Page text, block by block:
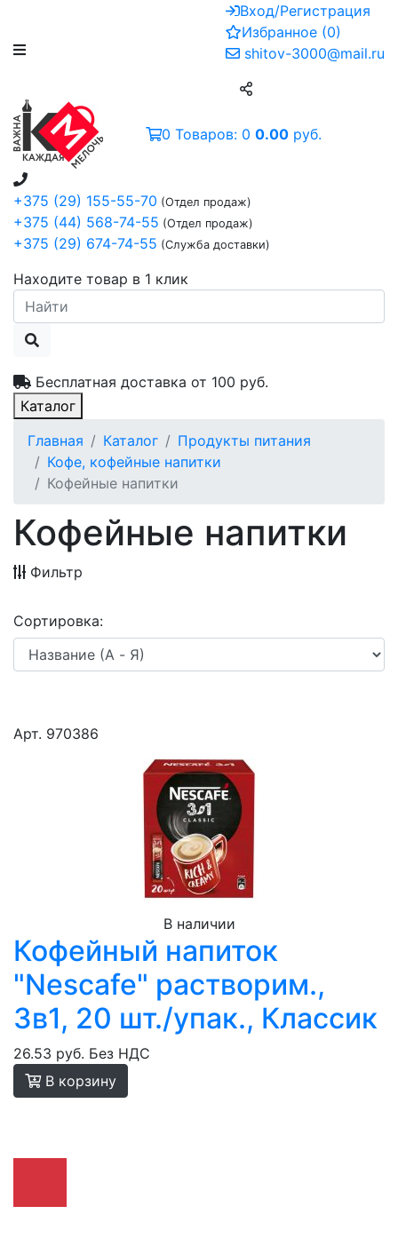
Вход/Регистрация
Избранное (0)
shitov-3000@mail.ru
+375 (29) 155-55-70 (Отдел продаж)
+375 (44) 568-74-55 (Отдел продаж)
+375 (29) 674-74-55 (Служба доставки)
Находите товар в 1 клик
Бесплатная доставка от 100 руб.
0 Товаров: 0 0.00 руб.
Каталог
Главная
Каталог
Продукты питания
Кофе, кофейные напитки
Кофейные напитки
Кофейные напитки
Фильтр
Сортировка:
Арт. 970386
В наличии
Кофейный напиток
"Nescafe" растворим.,
3в1, 20 шт./упак., Классик
26.53 руб. Без НДС
В корзину